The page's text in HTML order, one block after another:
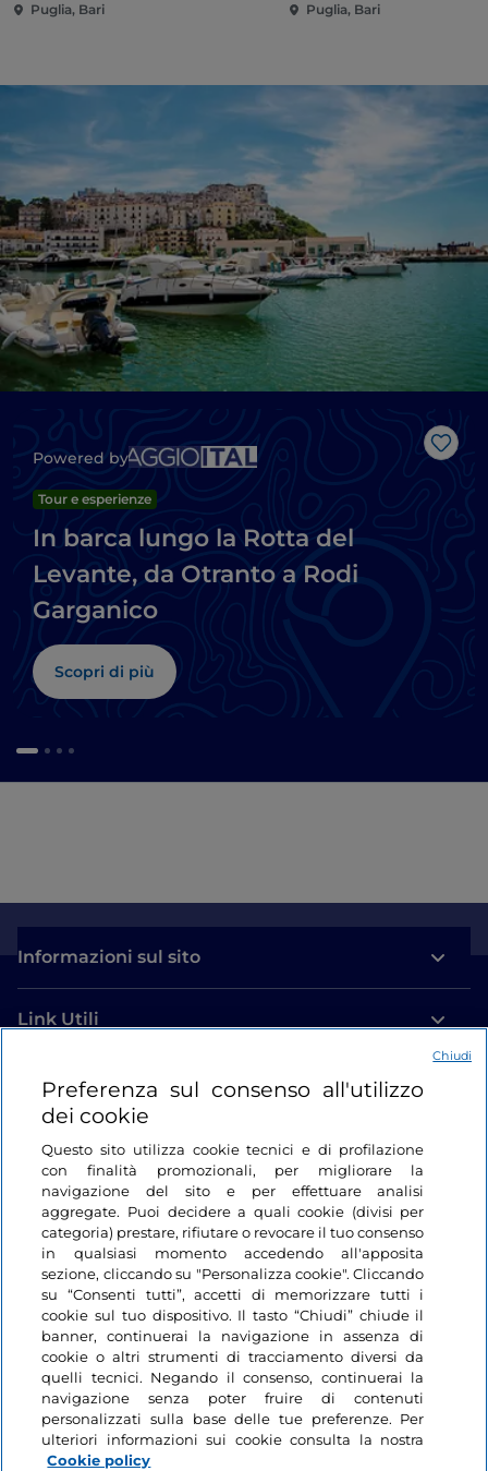
Puglia, Bari Puglia, Bari
Like
Powered by
Tour e esperienze
In barca lungo la Rotta del
Levante, da Otranto a Rodi
Garganico
Scopri di più
Informazioni sul sito
Link Utili
Login
Restiamo in contatto
Preferenza sul consenso all'utilizzo
dei cookie
Questo sito utilizza cookie tecnici e di profilazione
con finalità promozionali, per migliorare la
navigazione del sito e per effettuare analisi
aggregate. Puoi decidere a quali cookie (divisi per
categoria) prestare, rifiutare o revocare il tuo consenso
in qualsiasi momento accedendo all'apposita
sezione, cliccando su "Personalizza cookie". Cliccando
su “Consenti tutti”, accetti di memorizzare tutti i
cookie sul tuo dispositivo. Il tasto “Chiudi” chiude il
banner, continuerai la navigazione in assenza di
cookie o altri strumenti di tracciamento diversi da
quelli tecnici. Negando il consenso, continuerai la
navigazione senza poter fruire di contenuti
personalizzati sulla base delle tue preferenze. Per
ulteriori informazioni sui cookie consulta la nostra
Cookie policy
Chiudi